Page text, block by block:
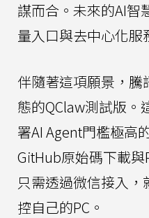
謀而合。未來的AI智
量入口與去中心化服
伴隨著這項願景，
態的QClaw測試版。
署AI Agent門檻極高
GitHub原始碼下載
只需透過微信接入
控自己的PC。